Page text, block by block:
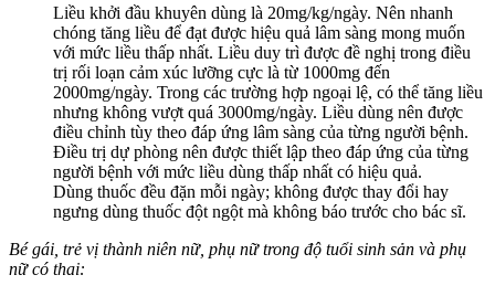
Liều khởi đầu khuyên dùng là 20mg/kg/ngày. Nên nhanh
chóng tăng liều để đạt được hiệu quả lâm sàng mong muốn
với mức liều thấp nhất. Liều duy trì được đề nghị trong điều
trị rối loạn cảm xúc lưỡng cực là từ 1000mg đến
2000mg/ngày. Trong các trường hợp ngoại lệ, có thể tăng liều
nhưng không vượt quá 3000mg/ngày. Liều dùng nên được
điều chỉnh tùy theo đáp ứng lâm sàng của từng người bệnh.
Điều trị dự phòng nên được thiết lập theo đáp ứng của từng
người bệnh với mức liều dùng thấp nhất có hiệu quả.
Dùng thuốc đều đặn mỗi ngày; không được thay đổi hay
ngưng dùng thuốc đột ngột mà không báo trước cho bác sĩ.
Bé gái, trẻ vị thành niên nữ, phụ nữ trong độ tuổi sinh sản và phụ
nữ có thai: